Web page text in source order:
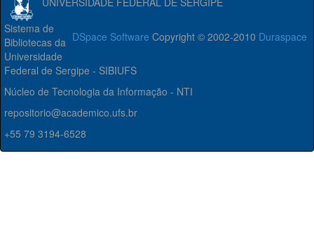
DSpace Software Copyright © 2002-2010 Duraspace
Sistema de
Bibliotecas da
Universidade
Federal de Sergipe - SIBIUFS
Núcleo de Tecnologia da Informação - NTI
repositorio@academico.ufs.br
+55 79 3194-6528